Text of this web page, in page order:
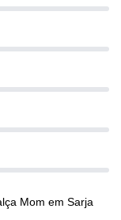
Mom em Sarja